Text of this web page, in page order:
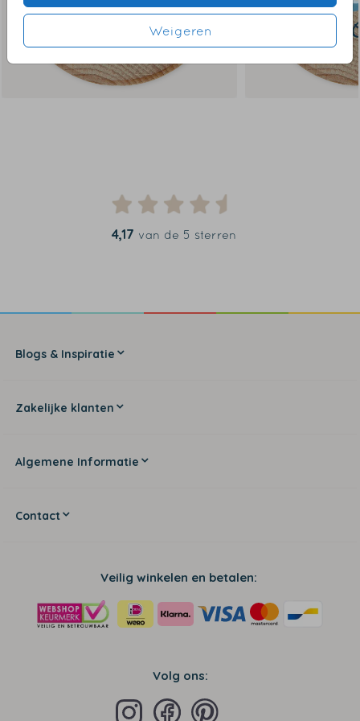
Weigeren
4,17 van de 5 sterren
Blogs & Inspiratie
Zakelijke klanten
Algemene Informatie
Contact
Veilig winkelen en betalen:
Volg ons: